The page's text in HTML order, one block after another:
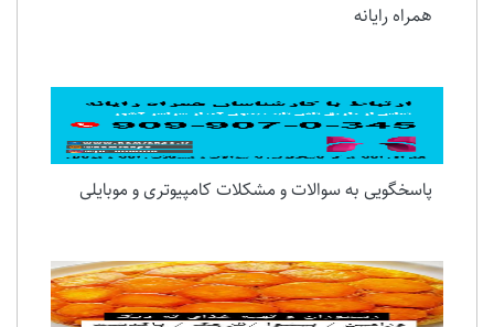
همراه رایانه
پاسخگویی به سوالات و مشکلات کامپیوتری و موبایلی